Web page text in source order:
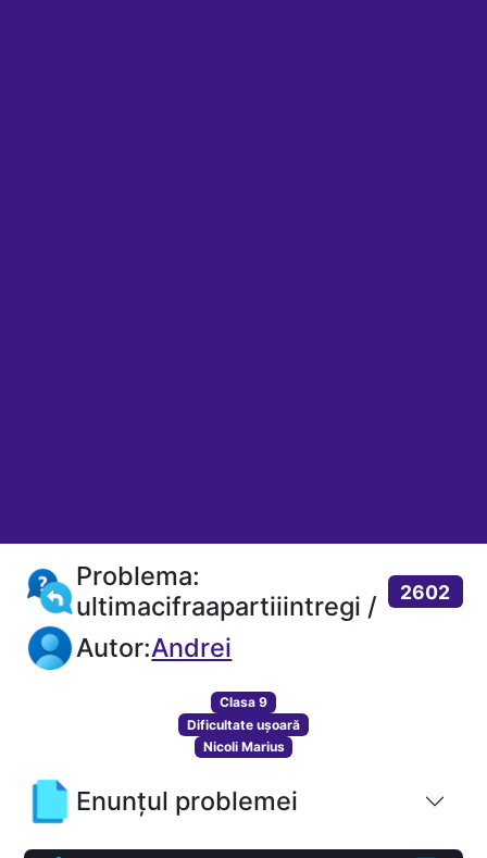
Problema:
ultimacifraapartiiintregi /
2602
Autor:Andrei
Clasa 9
Dificultate ușoară
Nicoli Marius
Enunțul problemei